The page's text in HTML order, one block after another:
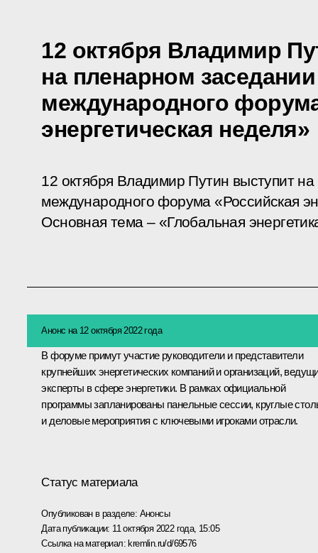
12 октября Владимир
на пленарном заседании
международного
энергетическая неделя»
12 октября Владимир Путин выступит
международного форума «Российская
Основная тема – «Глобальная
Анонс на 12 октября 2022 года
В форуме примут участие руководители и представители
крупнейших энергетических компаний и организаций,
эксперты в сфере энергетики. В рамках официальной
программы запланированы панельные сессии, круглые
и деловые мероприятия с ключевыми игроками отрасли.
Статус материала
Опубликован в разделе: Анонсы
Дата публикации: 11 октября 2022 года, 15:05
Ссылка на материал: kremlin.ru/d/69576